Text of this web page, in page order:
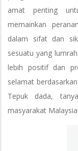
amat penting
memainkan
dalam sifat dan
sesuatu yang
lebih positif dan
selamat
Tepuk dada,
masyarakat